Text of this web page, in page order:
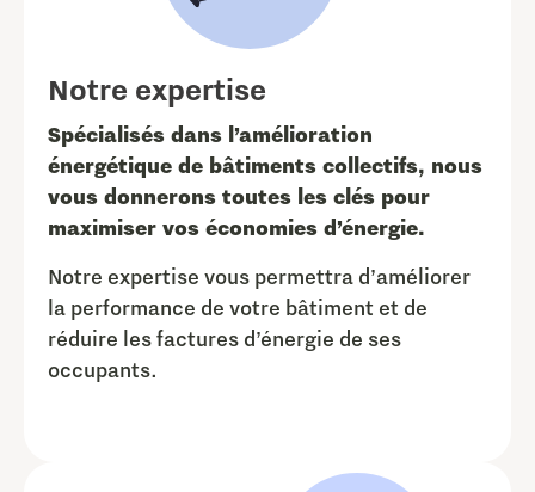
Notre expertise
Spécialisés dans l’amélioration
énergétique de bâtiments collectifs, nous
vous donnerons toutes les clés pour
maximiser vos économies d’énergie.
Notre expertise vous permettra d’améliorer
la performance de votre bâtiment et de
réduire les factures d’énergie de ses
occupants.